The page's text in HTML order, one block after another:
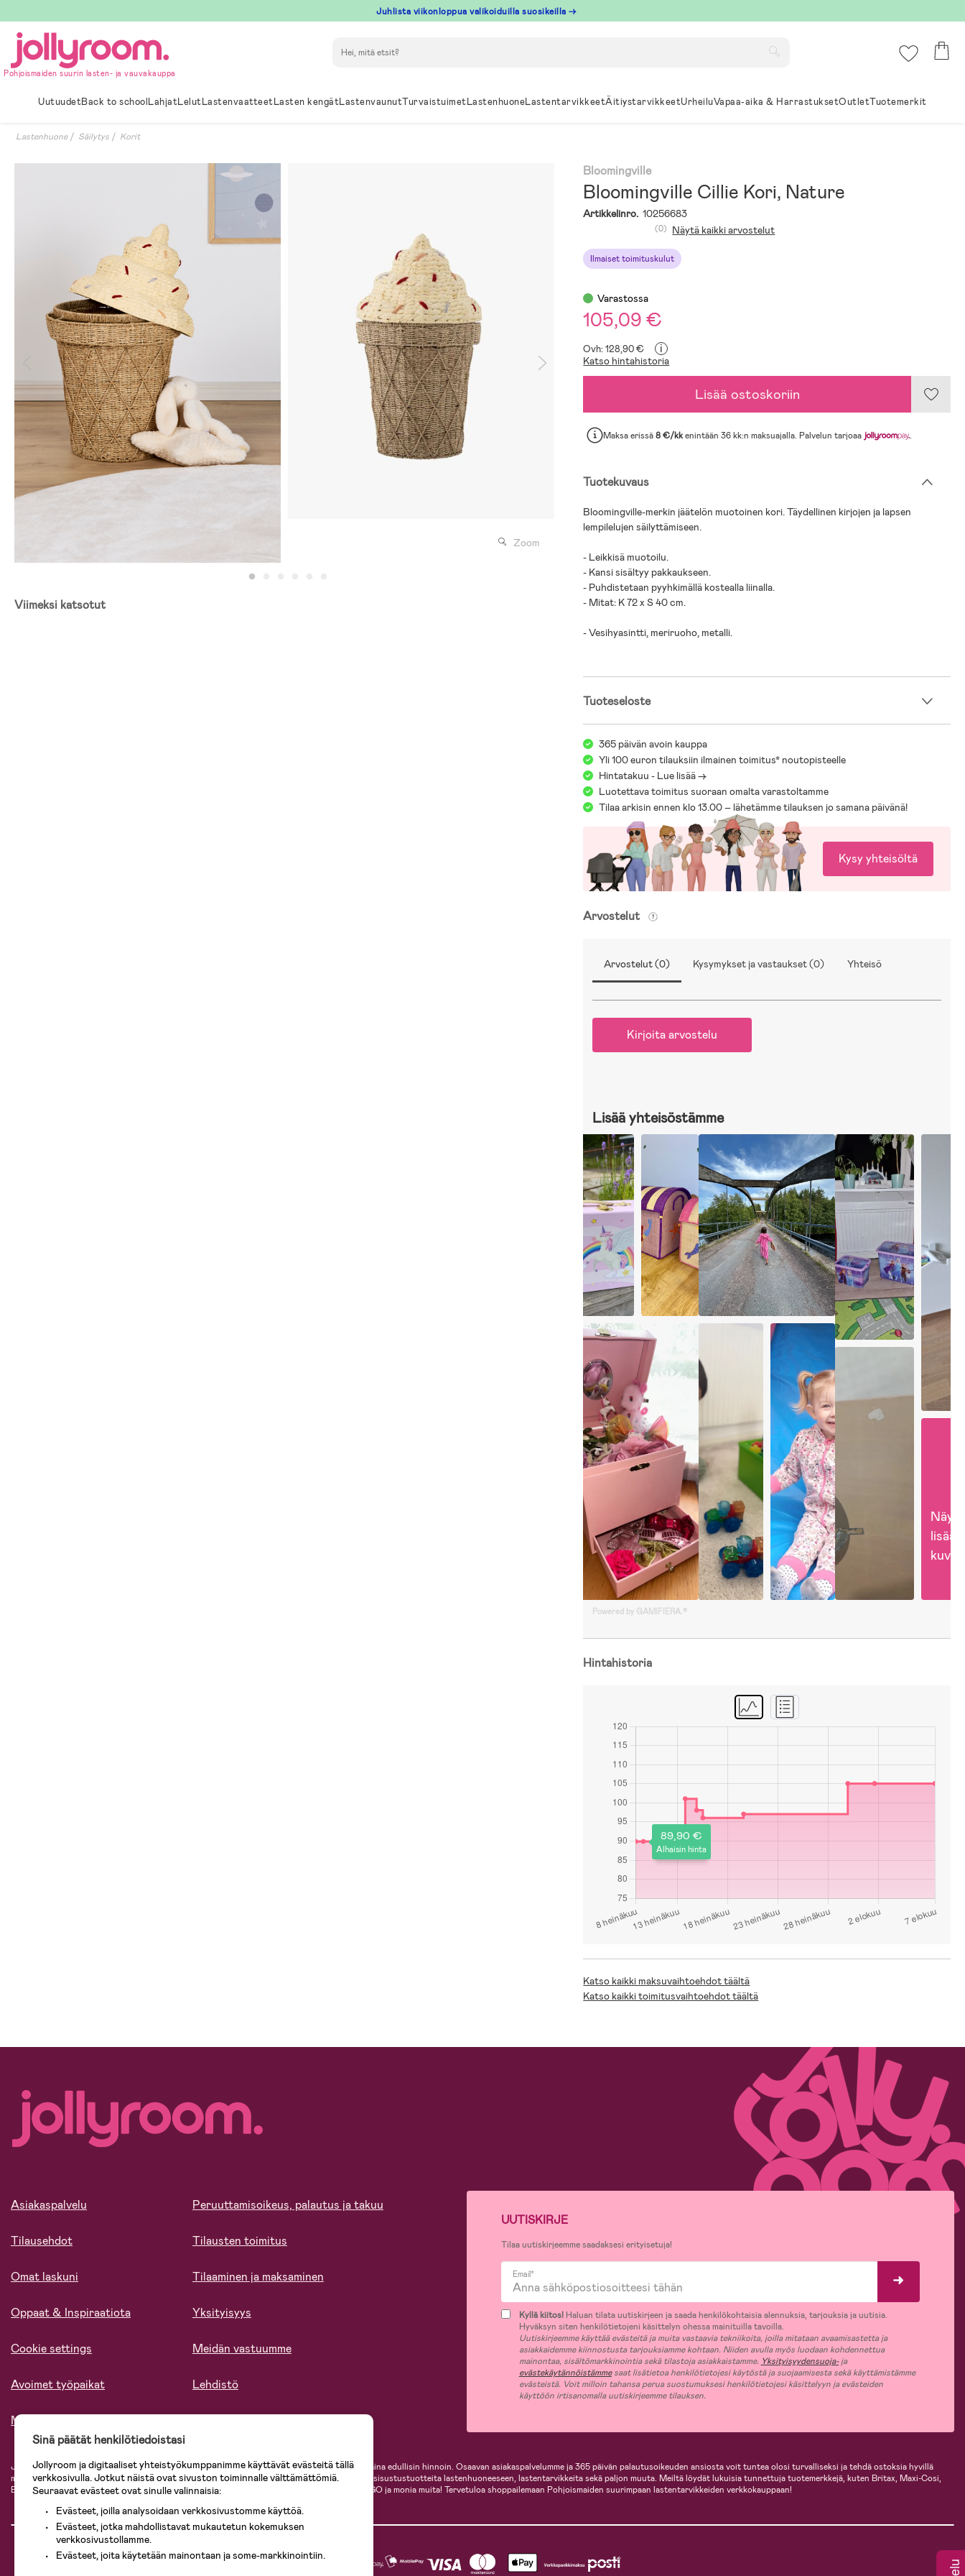
till
innehållet
Juhlista viikonloppua valikoiduilla suosikeilla →
Pohjoismaiden suurin lasten- ja vauvakauppa
UutuudetBack to schoolLahjatLelutLastenvaatteetLasten kengätLastenvaunutTurvaistuimetLastenhuoneLastentarvikkeetÄitiystarvikkeetUrheiluVapaa-aika & HarrastuksetOutletTuotemerkit
Lastenhuone Säilytys Korit
Zoom
Viimeksi katsotut
Bloomingville
Bloomingville Cillie Kori, Nature
Artikkelinro. 10256683
Ilmaiset toimituskulut
(0) Näytä kaikki arvostelut
Varastossa
105,09 €
Ovh: 128,90 € i
Katso hintahistoria
Lisää ostoskoriin
Maksa erissä8 €/kkenintään 36 kk:n maksuajalla. Palvelun tarjoaa .
Tuotekuvaus
Bloomingville-merkin jäätelön muotoinen kori. Täydellinen kirjojen ja lapsen
lempilelujen säilyttämiseen.
- Leikkisä muotoilu.
- Kansi sisältyy pakkaukseen.
- Puhdistetaan pyyhkimällä kostealla liinalla.
- Mitat: K 72 x S 40 cm.
- Vesihyasintti, meriruoho, metalli.
Tuoteseloste
365 päivän avoin kauppa
Yli 100 euron tilauksiin ilmainen toimitus* noutopisteelle
Hintatakuu - Lue lisää ->
Luotettava toimitus suoraan omalta varastoltamme
Tilaa arkisin ennen klo 13.00 – lähetämme tilauksen jo samana päivänä!
Kysy yhteisöltä
Arvostelut
Arvostelut (0) Kysymykset ja vastaukset (0) Yhteisö
Kirjoita arvostelu
Lisää yhteisöstämme
lisää
kuvia
Powered by GAMIFIERA.®
Hintahistoria
89,90 €
Alhaisin hinta
Katso kaikki maksuvaihtoehdot täältä
Katso kaikki toimitusvaihtoehdot täältä
Asiakaspalvelu
Tilausehdot
Omat laskuni
Oppaat & Inspiraatiota
Cookie settings
Avoimet työpaikat
Meistä
Peruuttamisoikeus, palautus ja takuu
Tilausten toimitus
Tilaaminen ja maksaminen
Yksityisyys
Meidän vastuumme
Lehdistö
UUTISKIRJE
Tilaa uutiskirjeemme saadaksesi erityisetuja!
Email*
Kyllä kiitos!Haluan tilata uutiskirjeen ja saada henkilökohtaisia alennuksia, tarjouksia ja uutisia.
Hyväksyn siten henkilötietojeni käsittelyn ohessa mainituilla tavoilla.
Uutiskirjeemme käyttää evästeitä ja muita vastaavia tekniikoita, joilla mitataan avaamisastetta ja
asiakkaidemme kiinnostusta tarjouksiamme kohtaan. Niiden avulla myös luodaan kohdennettua
mainontaa, sisältömarkkinointia sekä tilastoja asiakkaistamme. Yksityisyydensuoja-ja
evästekäytännöistämmesaat lisätietoa henkilötietojesi käytöstä ja suojaamisesta sekä käyttämistämme
evästeistä. Voit milloin tahansa perua suostumuksesi henkilötietojesi käsittelyyn ja evästeiden
käyttöön irtisanomalla uutiskirjeemme tilauksen.
Jollyroomin laajasta valikoimasta tilaat kaiken tarvittavan lapsiperheelle nopeasti, helposti ja aina edullisin hinnoin. Osaavan asiakaspalvelumme ja 365 päivän palautusoikeuden ansiosta voit tuntea olosi turvalliseksi ja tehdä ostoksia hyvillä
mielin. Jollyroomilta saat lastenvaunut, turvaistuimet, vaatteet vauvoille ja lapsille, inspiroivia sisustustuotteita lastenhuoneeseen, lastentarvikkeita sekä paljon muuta. Meiltä löydät lukuisia tunnettuja tuotemerkkejä, kuten Britax, Maxi-Cosi,
Baby Jogger, BabyBjörn, Didriksons, KidKraft, Ergobaby, Philips Avent, Neonate, Cybex, LEGO ja monia muita! Tervetuloa shoppailemaan Pohjoismaiden suurimpaan lastentarvikkeiden verkkokauppaan!
Sinä päätät henkilötiedoistasi
Jollyroom ja digitaaliset yhteistyökumppanimme käyttävät evästeitä tällä
verkkosivulla. Jotkut näistä ovat sivuston toiminnalle välttämättömiä.
Seuraavat evästeet ovat sinulle valinnaisia:
Evästeet, joilla analysoidaan verkkosivustomme käyttöä.
Evästeet, jotka mahdollistavat mukautetun kokemuksen
verkkosivustollamme.
Evästeet, joita käytetään mainontaan ja some-markkinointiin.